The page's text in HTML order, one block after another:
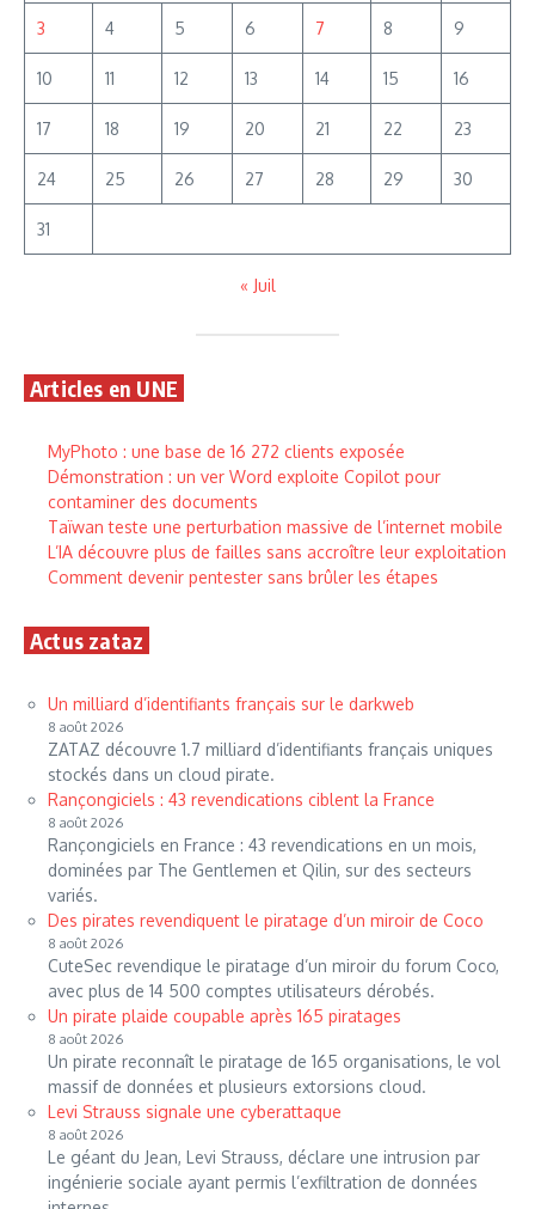
3 4 5 6 7 8 9
10 11 12 13 14 15 16
17 18 19 20 21 22 23
24 25 26 27 28 29 30
31
« Juil
Articles en UNE
MyPhoto : une base de 16 272 clients exposée
Démonstration : un ver Word exploite Copilot pour
contaminer des documents
Taïwan teste une perturbation massive de l’internet mobile
L’IA découvre plus de failles sans accroître leur exploitation
Comment devenir pentester sans brûler les étapes
Actus zataz
Un milliard d’identifiants français sur le darkweb
8 août 2026
ZATAZ découvre 1.7 milliard d’identifiants français uniques
stockés dans un cloud pirate.
Rançongiciels : 43 revendications ciblent la France
8 août 2026
Rançongiciels en France : 43 revendications en un mois,
dominées par The Gentlemen et Qilin, sur des secteurs
variés.
Des pirates revendiquent le piratage d’un miroir de Coco
8 août 2026
CuteSec revendique le piratage d’un miroir du forum Coco,
avec plus de 14 500 comptes utilisateurs dérobés.
Un pirate plaide coupable après 165 piratages
8 août 2026
Un pirate reconnaît le piratage de 165 organisations, le vol
massif de données et plusieurs extorsions cloud.
Levi Strauss signale une cyberattaque
8 août 2026
Le géant du Jean, Levi Strauss, déclare une intrusion par
ingénierie sociale ayant permis l’exfiltration de données